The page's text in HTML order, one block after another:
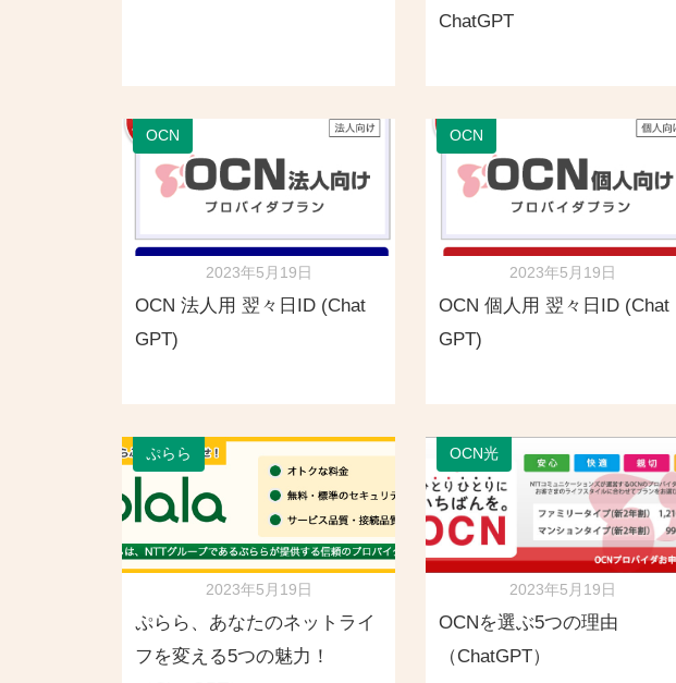
ChatGPT
OCN
2023年5月19日
OCN 法人用 翌々日ID (Chat
GPT)
OCN
2023年5月19日
OCN 個人用 翌々日ID (Chat
GPT)
ぷらら
2023年5月19日
ぷらら、あなたのネットライ
フを変える5つの魅力！
OCN光
2023年5月19日
OCNを選ぶ5つの理由
（ChatGPT）